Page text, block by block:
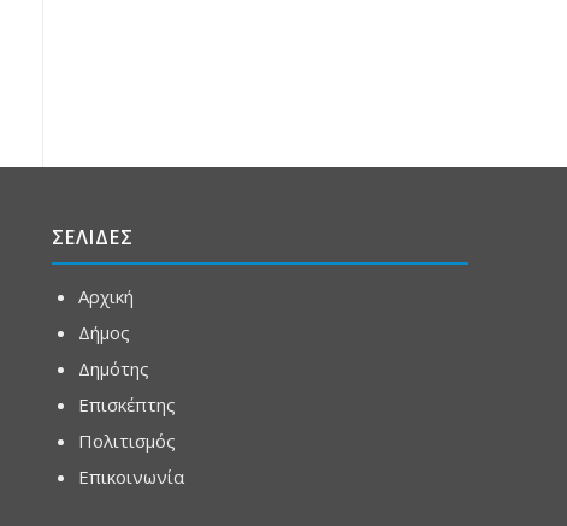
ΣΕΛΙΔΕΣ
Αρχική
Δήμος
Δημότης
Επισκέπτης
Πολιτισμός
Επικοινωνία